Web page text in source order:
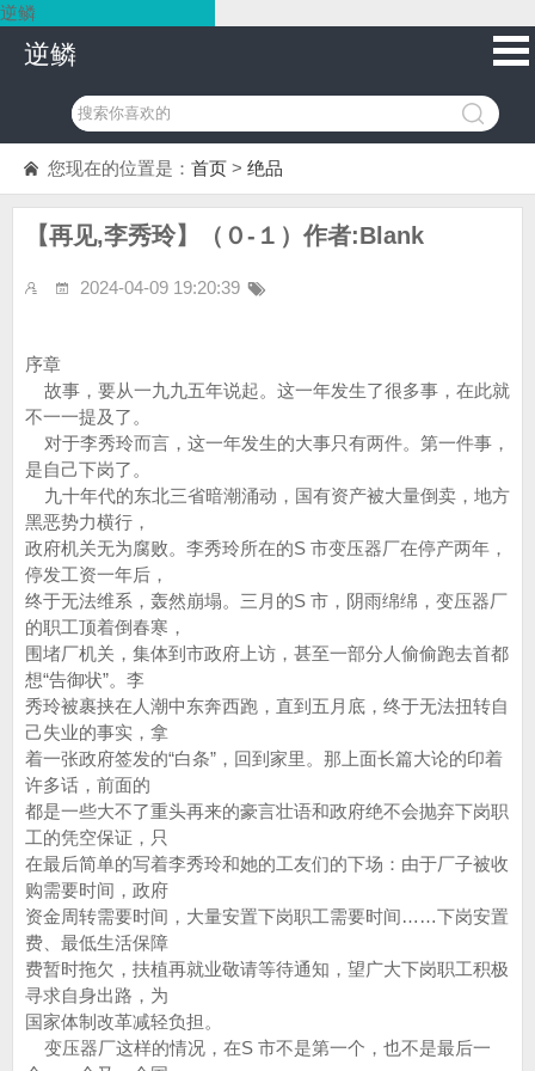
逆鳞
逆鳞
您现在的位置是： 首页 > 绝品
【再见,李秀玲】（０-１）作者:Blank
2024-04-09 19:20:39
序章
故事，要从一九九五年说起。这一年发生了很多事，在此就
不一一提及了。
对于李秀玲而言，这一年发生的大事只有两件。第一件事，
是自己下岗了。
九十年代的东北三省暗潮涌动，国有资产被大量倒卖，地方
黑恶势力横行，
政府机关无为腐败。李秀玲所在的S 市变压器厂在停产两年，
停发工资一年后，
终于无法维系，轰然崩塌。三月的S 市，阴雨绵绵，变压器厂
的职工顶着倒春寒，
围堵厂机关，集体到市政府上访，甚至一部分人偷偷跑去首都
想“告御状”。李
秀玲被裹挟在人潮中东奔西跑，直到五月底，终于无法扭转自
己失业的事实，拿
着一张政府签发的“白条”，回到家里。那上面长篇大论的印着
许多话，前面的
都是一些大不了重头再来的豪言壮语和政府绝不会抛弃下岗职
工的凭空保证，只
在最后简单的写着李秀玲和她的工友们的下场：由于厂子被收
购需要时间，政府
资金周转需要时间，大量安置下岗职工需要时间……下岗安置
费、最低生活保障
费暂时拖欠，扶植再就业敬请等待通知，望广大下岗职工积极
寻求自身出路，为
国家体制改革减轻负担。
变压器厂这样的情况，在S 市不是第一个，也不是最后一